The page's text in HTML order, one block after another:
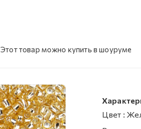
Этот товар можно купить в шоуруме
Цвет :